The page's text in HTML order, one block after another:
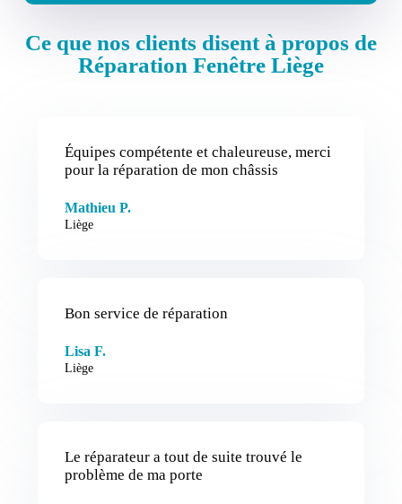
Ce que nos clients disent à propos de
Réparation Fenêtre Liège
Équipes compétente et chaleureuse, merci
pour la réparation de mon châssis
Mathieu P.
Liège
Bon service de réparation
Lisa F.
Liège
Le réparateur a tout de suite trouvé le
problème de ma porte